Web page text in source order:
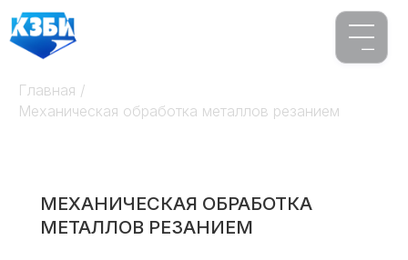
Главная /
Механическая обработка металлов резанием
МЕХАНИЧЕСКАЯ ОБРАБОТКА
МЕТАЛЛОВ РЕЗАНИЕМ